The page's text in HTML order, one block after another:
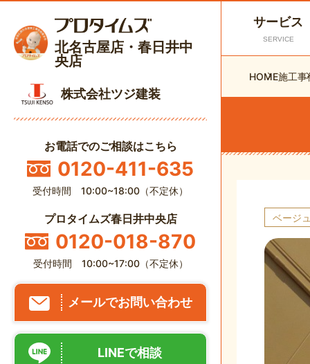
北名古屋店・春日井中
央店
株式会社ツジ建装
お電話でのご相談はこちら
0120-411-635
受付時間 10:00~18:00（不定休）
プロタイムズ春日井中央店
0120-018-870
受付時間 10:00~17:00（不定休）
メールでお問い合わせ
LINEで相談
サービス
SERVICE
HOME施工事
ベージ